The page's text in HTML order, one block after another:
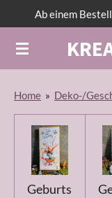
Hauptinhalt
springen
Ab einem
Home » Deko-/
Geburts